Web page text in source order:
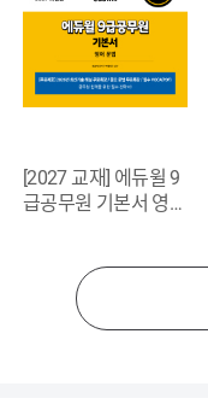
[2027 교재] 에듀윌 9
급공무원 기본서 영어